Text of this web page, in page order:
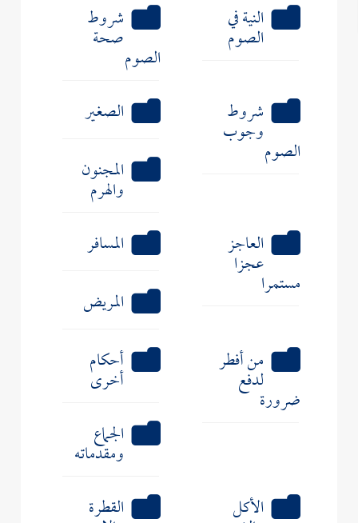
النية في
الصوم
شروط
صحة
الصوم
شروط
وجوب
الصوم
الصغير
المجنون
والهرم
العاجز
عجزا
مستمرا
المسافر
المريض
من أفطر
لدفع
ضرورة
أحكام
أخرى
الجماع
ومقدماته
الأكل
القطرة